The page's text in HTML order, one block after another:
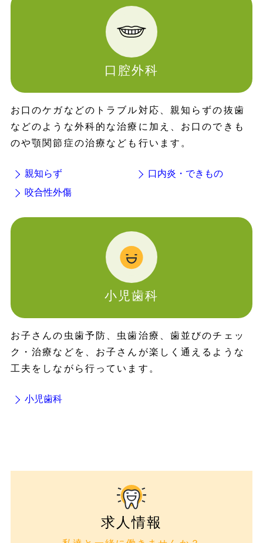
口腔外科
お口のケガなどのトラブル対応、親知らずの抜歯
などのような外科的な治療に加え、お口のできも
のや顎関節症の治療なども行います。
親知らず
口内炎・できもの
咬合性外傷
小児歯科
お子さんの虫歯予防、虫歯治療、歯並びのチェッ
ク・治療などを、お子さんが楽しく通えるような
工夫をしながら行っています。
小児歯科
求人情報